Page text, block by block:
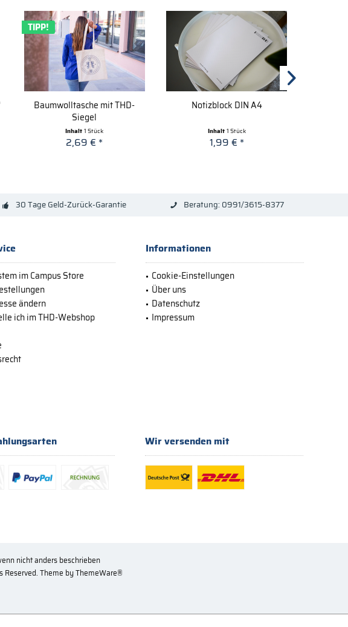
TIPP!
Baumwolltasche mit THD-
Siegel
Inhalt1 Stück
2,69 € *
Notizblock DIN A4
Inhalt 1 Stück
1,99 € *
30 Tage Geld-Zurück-Garantie Beratung: 0991/3615-8377
im Campus Store
ändern
ich im THD-Webshop
Informationen
Cookie-Einstellungen
Über uns
Datenschutz
Impressum
Wir versenden mit
nicht anders beschrieben
Reserved. Theme byThemeWare®